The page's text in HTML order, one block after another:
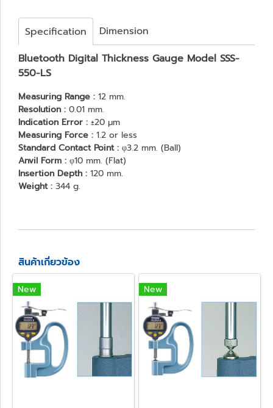
Specification
Dimension
Bluetooth Digital Thickness Gauge Model SSS-
550-LS
Measuring Range : 12 mm.
Resolution : 0.01 mm.
Indication Error : ±20 μm
Measuring Force : 1.2 or less
Standard Contact Point : φ3.2 mm. (Ball)
Anvil Form : φ10 mm. (Flat)
Insertion Depth : 120 mm.
Weight : 344 g.
สินค้าเกี่ยวข้อง
New New